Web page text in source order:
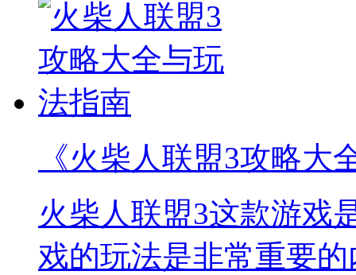
《火柴人联盟3攻略大
火柴人联盟3这款游戏
戏的玩法是非常重要